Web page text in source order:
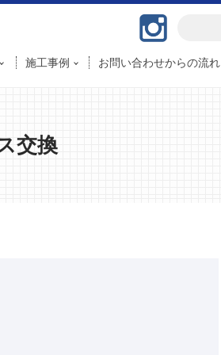
施工事例 お問い合わせからの流れ
交換